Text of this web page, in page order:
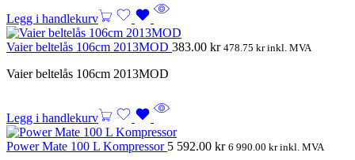
Legg i handlekurv
Vaier beltelås 106cm 2013MOD 383.00 kr 478.75 krinkl. MVA
Vaier beltelås 106cm 2013MOD
Legg i handlekurv
Power Mate 100 L Kompressor 5 592.00 kr 6 990.00 krinkl. MVA